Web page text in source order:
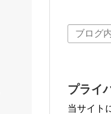
プライ
当サイト